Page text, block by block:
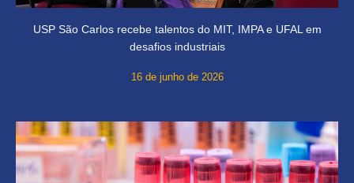
USP São Carlos recebe talentos do MIT, IMPA e UFAL em
desafios industriais
16 de junho de 2026